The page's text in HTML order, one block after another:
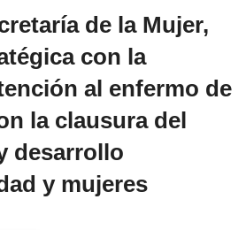
de la Mujer,
con la
al enfermo de
la clausura del
desarrollo
y mujeres